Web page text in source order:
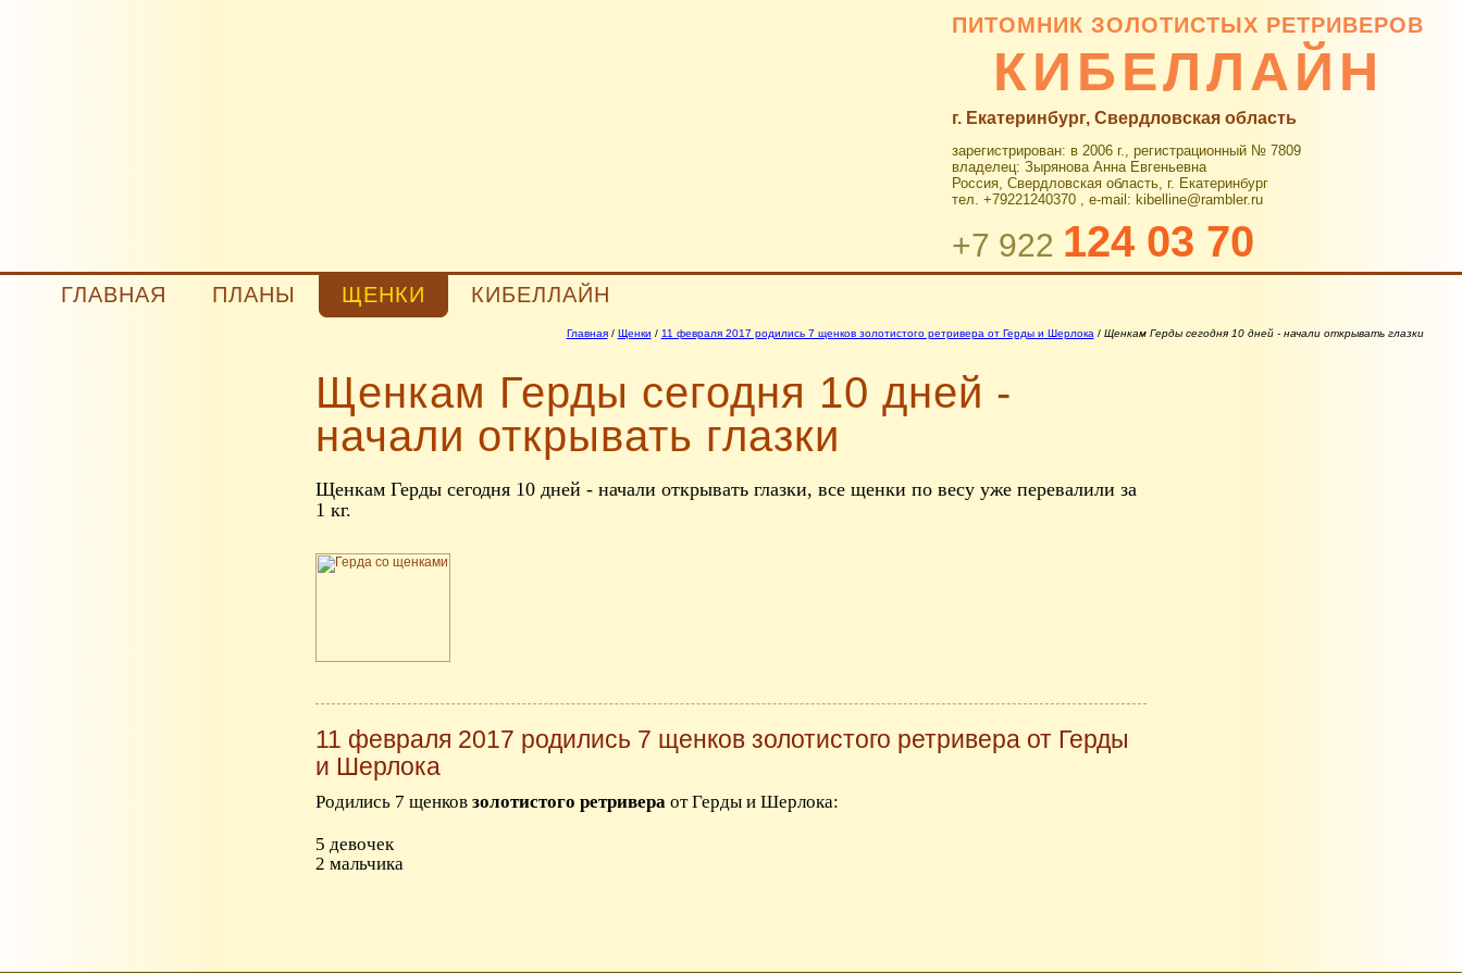
ПИТОМНИК ЗОЛОТИСТЫХ РЕТРИВЕРОВ
КИБЕЛЛАЙН
г. Екатеринбург, Свердловская область
зарегистрирован: в 2006 г., регистрационный № 7809
владелец: Зырянова Анна Евгеньевна
Россия, Свердловская область, г. Екатеринбург
тел. +79221240370 , e-mail: kibelline@rambler.ru
+7 922 124 03 70
ГЛАВНАЯ ПЛАНЫ ЩЕНКИ КИБЕЛЛАЙН
Главная/ Щенки / 11 февраля 2017 родились 7 щенков золотистого ретривера от Герды и Шерлока / Щенкам Герды сегодня 10 дней - начали открывать глазки
Щенкам Герды сегодня 10 дней -
начали открывать глазки
Щенкам Герды сегодня 10 дней - начали открывать глазки, все щенки по весу уже перевалили за
1 кг.
11 февраля 2017 родились 7 щенков золотистого ретривера от Герды
и Шерлока
Родились 7 щенковзолотистого ретривера от Герды и Шерлока:
5 девочек
2 мальчика